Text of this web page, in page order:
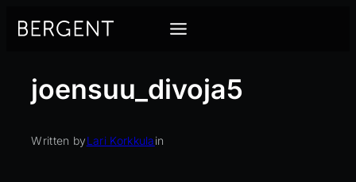
sisältöön
joensuu_divoja5
Written byLari Korkkulain